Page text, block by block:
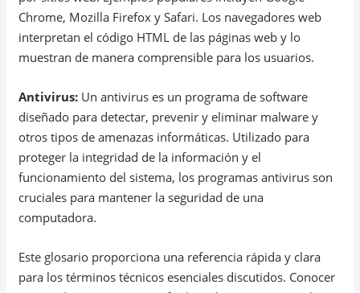
Chrome, Mozilla Firefox y Safari. Los navegadores web
interpretan el código HTML de las páginas web y lo
muestran de manera comprensible para los usuarios.
Antivirus: Un antivirus es un programa de software
diseñado para detectar, prevenir y eliminar malware y
otros tipos de amenazas informáticas. Utilizado para
proteger la integridad de la información y el
funcionamiento del sistema, los programas antivirus son
cruciales para mantener la seguridad de una
computadora.
Este glosario proporciona una referencia rápida y clara
para los términos técnicos esenciales discutidos. Conocer